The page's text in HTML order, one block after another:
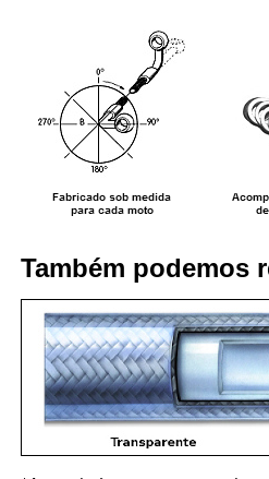
Também podemos